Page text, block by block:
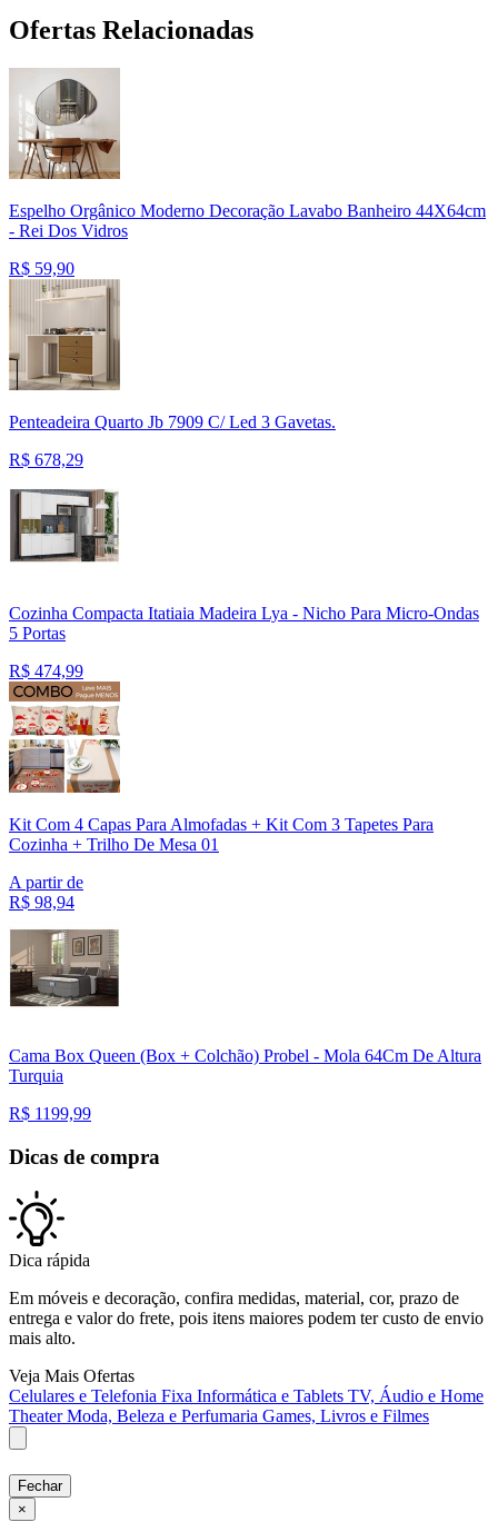
Ofertas Relacionadas
Espelho Orgânico Moderno Decoração Lavabo Banheiro 44X64cm
- Rei Dos Vidros
R$ 59,90
Penteadeira Quarto Jb 7909 C/ Led 3 Gavetas.
R$ 678,29
Cozinha Compacta Itatiaia Madeira Lya - Nicho Para Micro-Ondas
5 Portas
R$ 474,99
Kit Com 4 Capas Para Almofadas + Kit Com 3 Tapetes Para
Cozinha + Trilho De Mesa 01
A partir de
R$ 98,94
Cama Box Queen (Box + Colchão) Probel - Mola 64Cm De Altura
Turquia
R$ 1199,99
Dicas de compra
Dica rápida
Em móveis e decoração, confira medidas, material, cor, prazo de
entrega e valor do frete, pois itens maiores podem ter custo de envio
mais alto.
Veja Mais Ofertas
Celulares e Telefonia Fixa Informática e Tablets TV, Áudio e Home
TheaterModa, Beleza e Perfumaria Games, Livros e Filmes
Fechar
×